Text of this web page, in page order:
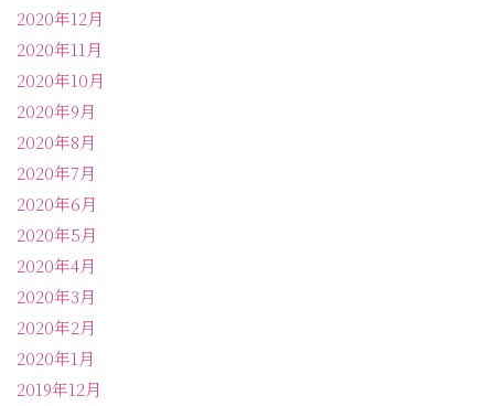
2020年12月
2020年11月
2020年10月
2020年9月
2020年8月
2020年7月
2020年6月
2020年5月
2020年4月
2020年3月
2020年2月
2020年1月
2019年12月